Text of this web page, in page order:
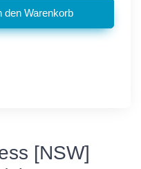
[NSW]